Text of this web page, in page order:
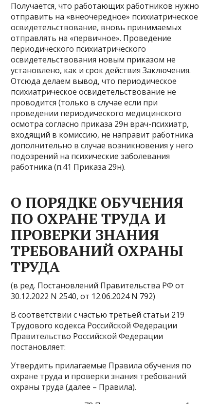
Получается, что работающих работников нужно
отправить на «внеочередное» психиатрическое
освидетельствование, вновь принимаемых
отправлять на «первичное». Проведение
периодического психиатрического
освидетельствования новым приказом не
установлено, как и срок действия Заключения.
Отсюда делаем вывод, что периодическое
психиатрическое освидетельствование не
проводится (только в случае если при
проведении периодического медицинского
осмотра согласно приказа 29н врач-психиатр,
входящий в комиссию, не направит работника
дополнительно в случае возникновения у него
подозрений на психические заболевания
работника (п.41 Приказа 29н).
О ПОРЯДКЕ ОБУЧЕНИЯ
ПО ОХРАНЕ ТРУДА И
ПРОВЕРКИ ЗНАНИЯ
ТРЕБОВАНИЙ ОХРАНЫ
ТРУДА
(в ред. Постановлений Правительства РФ от
30.12.2022 N 2540, от 12.06.2024 N 792)
В соответствии с частью третьей статьи 219
Трудового кодекса Российской Федерации
Правительство Российской Федерации
постановляет:
Утвердить прилагаемые Правила обучения по
охране труда и проверки знания требований
охраны труда (далее – Правила).